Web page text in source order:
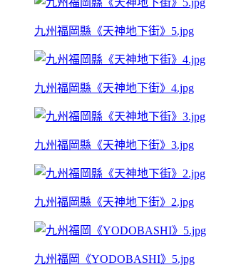
九州福岡縣《天神地下街》5.jpg
九州福岡縣《天神地下街》4.jpg
九州福岡縣《天神地下街》3.jpg
九州福岡縣《天神地下街》2.jpg
九州福岡《YODOBASHI》5.jpg